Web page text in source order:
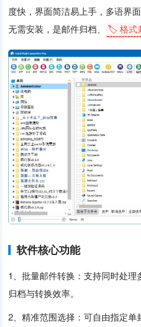
度快，界面简洁易上手，多语界
无需安装，是邮件归档、
🏷️ 格式
软件核心功能
1、批量邮件转换：支持同时处
归档与转换效率。
2、精准范围选择：可自由指定